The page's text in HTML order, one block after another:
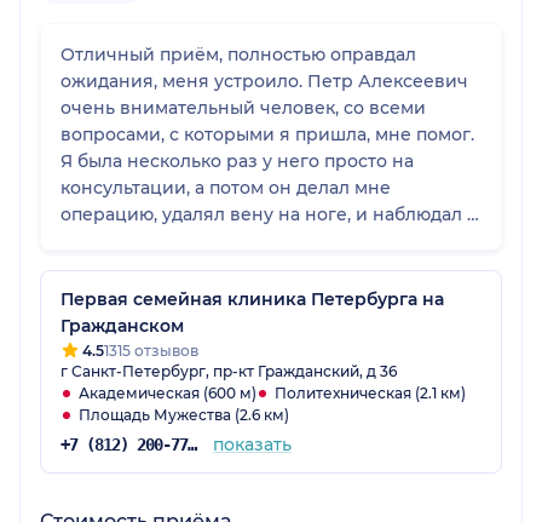
Отличный приём, полностью оправдал
ожидания, меня устроило. Петр Алексеевич
очень внимательный человек, со всеми
вопросами, с которыми я пришла, мне помог.
Я была несколько раз у него просто на
консультации, а потом он делал мне
операцию, удалял вену на ноге, и наблюдал в
мне свои контакты и всегда был на связи.
Могу его рекомендовать как флеболога-
хирурга.
Первая семейная клиника Петербурга на
Гражданском
4.51315 отзывов
г Санкт-Петербург, пр-кт Гражданский, д 36
Академическая (600 м)
Политехническая (2.1 км)
Площадь Мужества (2.6 км)
+7 (812) 200-77-54 показать